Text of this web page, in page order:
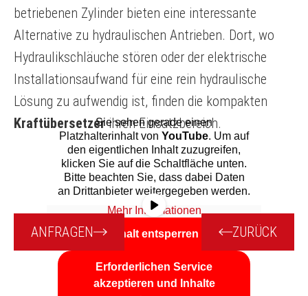
betriebenen Zylinder bieten eine interessante
Alternative zu hydraulischen Antrieben. Dort, wo
Hydraulikschläuche stören oder der elektrische
Installationsaufwand für eine rein hydraulische
Lösung zu aufwendig ist, finden die kompakten
Kraftübersetzerihren Einsatzbereich.
Sie sehen gerade einen
Platzhalterinhalt von YouTube. Um auf
den eigentlichen Inhalt zuzugreifen,
klicken Sie auf die Schaltfläche unten.
Bitte beachten Sie, dass dabei Daten
an Drittanbieter weitergegeben werden.
Mehr Informationen
Inhalt entsperren
Erforderlichen Service
akzeptieren und Inhalte
ANFRAGEN ZURÜCK